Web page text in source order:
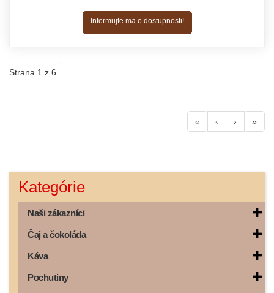
Informujte ma o dostupnosti!
Strana 1 z 6
« ‹ › »
Kategórie
Naši zákazníci
Čaj a čokoláda
Káva
Pochutiny